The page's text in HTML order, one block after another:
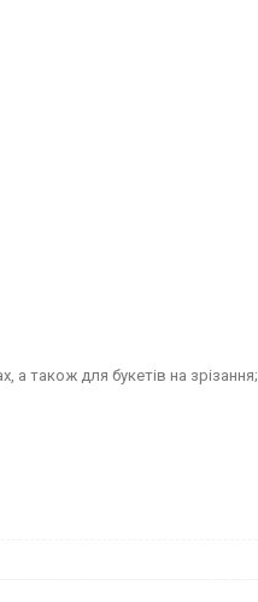
а також для букетів на зрізання;